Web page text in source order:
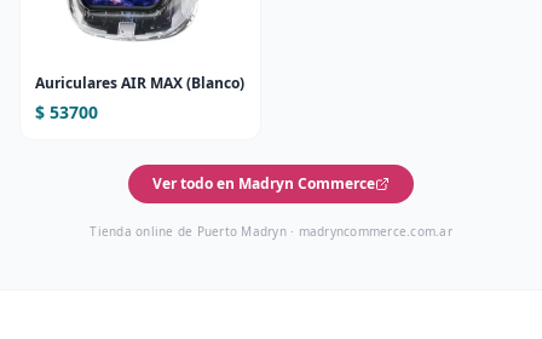
Auriculares AIR MAX (Blanco)
$ 53700
Ver todo en Madryn Commerce
Tienda online de Puerto Madryn · madryncommerce.com.ar